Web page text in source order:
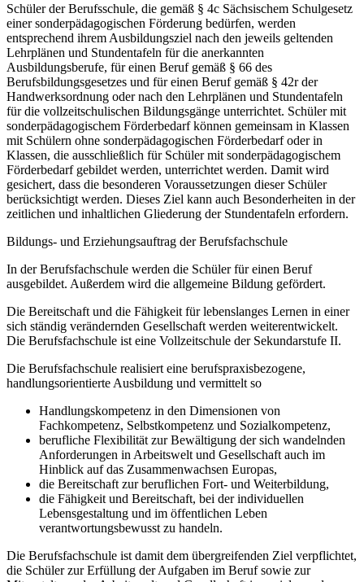
Schüler der Berufsschule, die gemäß § 4c Sächsischem Schulgesetz
einer sonderpädagogischen Förderung bedürfen, werden
entsprechend ihrem Ausbildungsziel nach den jeweils geltenden
Lehrplänen und Stundentafeln für die anerkannten
Ausbildungsberufe, für einen Beruf gemäß § 66 des
Berufsbildungsgesetzes und für einen Beruf gemäß § 42r der
Handwerksordnung oder nach den Lehrplänen und Stundentafeln
für die vollzeitschulischen Bildungsgänge unterrichtet. Schüler mit
sonderpädagogischem Förderbedarf können gemeinsam in Klassen
mit Schülern ohne sonderpädagogischen Förderbedarf oder in
Klassen, die ausschließlich für Schüler mit sonderpädagogischem
Förderbedarf gebildet werden, unterrichtet werden. Damit wird
gesichert, dass die besonderen Voraussetzungen dieser Schüler
berücksichtigt werden. Dieses Ziel kann auch Besonderheiten in der
zeitlichen und inhaltlichen Gliederung der Stundentafeln erfordern.
Bildungs- und Erziehungsauftrag der Berufsfachschule
In der Berufsfachschule werden die Schüler für einen Beruf
ausgebildet. Außerdem wird die allgemeine Bildung gefördert.
Die Bereitschaft und die Fähigkeit für lebenslanges Lernen in einer
sich ständig verändernden Gesellschaft werden weiterentwickelt.
Die Berufsfachschule ist eine Vollzeitschule der Sekundarstufe II.
Die Berufsfachschule realisiert eine berufspraxisbezogene,
handlungsorientierte Ausbildung und vermittelt so
Handlungskompetenz in den Dimensionen von
Fachkompetenz, Selbstkompetenz und Sozialkompetenz,
berufliche Flexibilität zur Bewältigung der sich wandelnden
Anforderungen in Arbeitswelt und Gesellschaft auch im
Hinblick auf das Zusammenwachsen Europas,
die Bereitschaft zur beruflichen Fort- und Weiterbildung,
die Fähigkeit und Bereitschaft, bei der individuellen
Lebensgestaltung und im öffentlichen Leben
verantwortungsbewusst zu handeln.
Die Berufsfachschule ist damit dem übergreifenden Ziel verpflichtet,
die Schüler zur Erfüllung der Aufgaben im Beruf sowie zur